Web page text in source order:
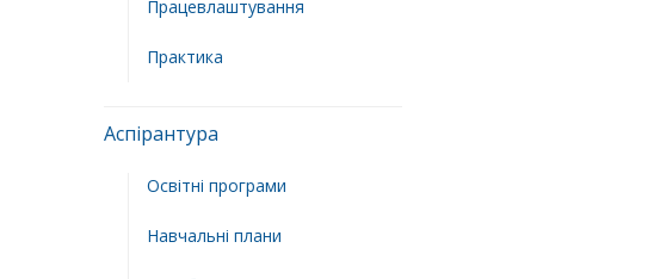
Працевлаштування
Практика
Аспірантура
Освітні програми
Навчальні плани